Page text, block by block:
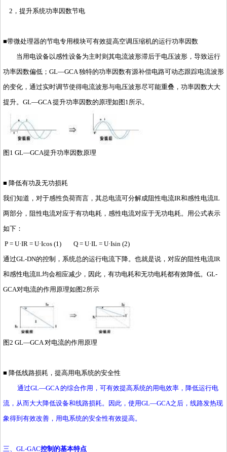
2，提升系统功率因数节电
■带微处理器的节电专用模块可有效提高空调压缩机的运行功率因数
当用电设备以感性设备为主时则其电流波形滞后于电压波形，导致运行
功率因数偏低；GL—GCA 独特的功率因数有源补偿电路可动态跟踪电流波形
的变化，通过实时调节使得电流波形与电压波形尽可能重叠，功率因数大大
提升。GL—GCA 提升功率因数的原理如图1所示。
图1 GL—GCA提升功率因数原理
■ 降低有功及无功损耗
我们知道，对于感性负荷而言，其总电流可分解成阻性电流IR和感性电流IL
两部分，阻性电流对应于有功电耗，感性电流对应于无功电耗。用公式表示
如下：
P = U·IR = U·Icos (1) Q = U·IL = U·Isin (2)
通过GL-DN的控制，系统总的运行电流下降。也就是说，对应的阻性电流IR
和感性电流IL均会相应减少，因此，有功电耗和无功电耗都有效降低。GL-
GCA对电流的作用原理如图2所示
图2 GL—GCA 对电流的作用原理
■ 降低线路损耗，提高用电系统的安全性
通过GL—GCA 的综合作用，可有效提高系统的用电效率，降低运行电
流，从而大大降低设备和线路损耗。因此，使用GL—GCA之后，线路发热现
象得到有效改善，用电系统的安全性有效提高。
三、GL-GAC控制的基本特点